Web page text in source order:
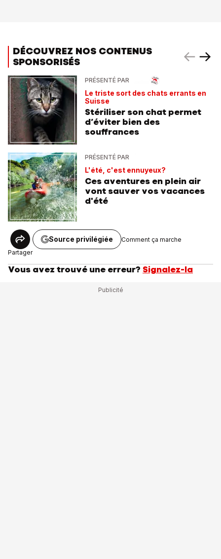
DÉCOUVREZ NOS CONTENUS
SPONSORISÉS
PRÉSENTÉ PAR
Le triste sort des chats errants en
Suisse
Stériliser son chat permet
d’éviter bien des
souffrances
PRÉSENTÉ PAR
L'été, c'est ennuyeux?
Ces aventures en plein air
vont sauver vos vacances
d'été
Partager
Source privilégiée Comment ça marche
Vous avez trouvé une erreur? Signalez-la